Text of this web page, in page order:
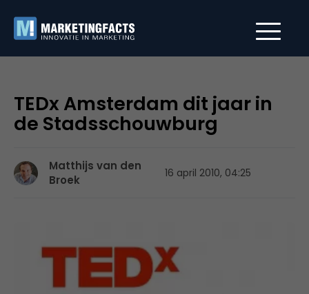
TEDx Amsterdam dit jaar in
de Stadsschouwburg
Matthijs van den
Broek
16 april 2010, 04:25